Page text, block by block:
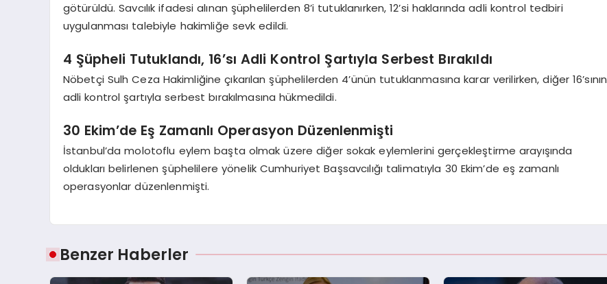
götürüldü. Savcılık ifadesi alınan şüphelilerden 8’i tutuklanırken, 12’si haklarında adli kontrol tedbiri
uygulanması talebiyle hakimliğe sevk edildi.
4 Şüpheli Tutuklandı, 16’sı Adli Kontrol Şartıyla Serbest Bırakıldı
Nöbetçi Sulh Ceza Hakimliğine çıkarılan şüphelilerden 4’ünün tutuklanmasına karar verilirken, diğer 16’sının
adli kontrol şartıyla serbest bırakılmasına hükmedildi.
30 Ekim’de Eş Zamanlı Operasyon Düzenlenmişti
İstanbul’da molotoflu eylem başta olmak üzere diğer sokak eylemlerini gerçekleştirme arayışında
oldukları belirlenen şüphelilere yönelik Cumhuriyet Başsavcılığı talimatıyla 30 Ekim’de eş zamanlı
operasyonlar düzenlenmişti.
Benzer Haberler